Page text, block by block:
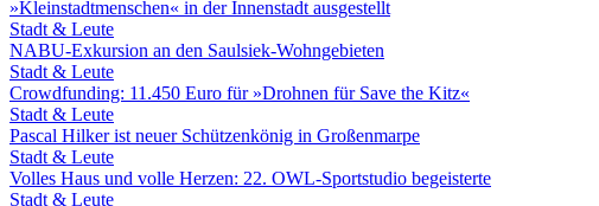
»Kleinstadtmenschen« in der Innenstadt ausgestellt
Stadt & Leute
NABU-Exkursion an den Saulsiek-Wohngebieten
Stadt & Leute
Crowdfunding: 11.450 Euro für »Drohnen für Save the Kitz«
Stadt & Leute
Pascal Hilker ist neuer Schützenkönig in Großenmarpe
Stadt & Leute
Volles Haus und volle Herzen: 22. OWL-Sportstudio begeisterte
Stadt & Leute